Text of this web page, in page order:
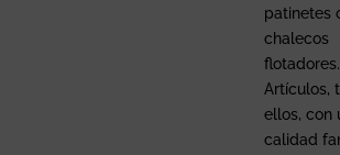
patinetes
chalecos
flotadores.
Artículos,
ellos, con
calidad